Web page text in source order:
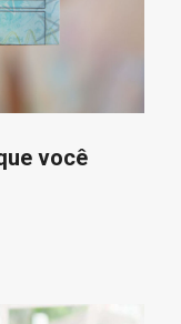
você